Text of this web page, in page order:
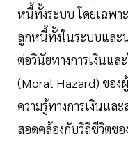
หนี้ทั้งระบบ โดยเฉพา
ลูกหนี้ทั้งในระบบและ
ต่อวินัยทางการเงินแล
(Moral Hazard) ของ
ความรู้ทางการเงินแล
สอดคล้องกับวิถีชีวิตข